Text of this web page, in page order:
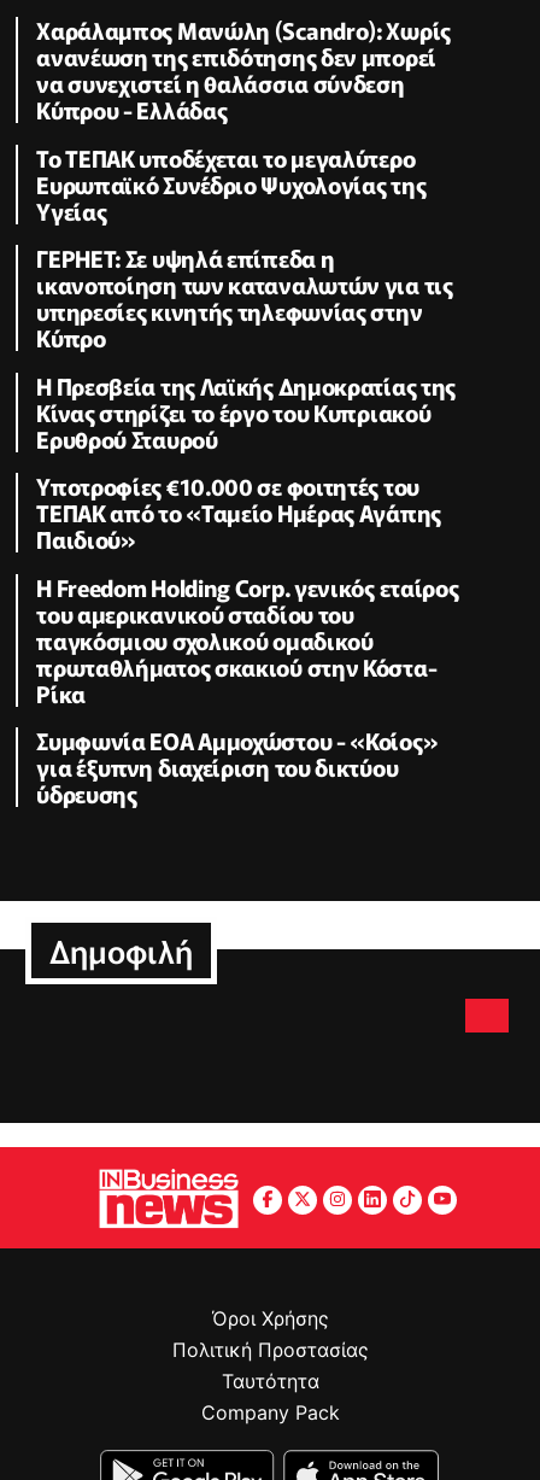
Χαράλαμπος Μανώλη (Scandro): Χωρίς
ανανέωση της επιδότησης δεν μπορεί
να συνεχιστεί η θαλάσσια σύνδεση
Κύπρου - Ελλάδας
Το ΤΕΠΑΚ υποδέχεται το μεγαλύτερο
Ευρωπαϊκό Συνέδριο Ψυχολογίας της
Υγείας
ΓΕΡΗΕΤ: Σε υψηλά επίπεδα η
ικανοποίηση των καταναλωτών για τις
υπηρεσίες κινητής τηλεφωνίας στην
Κύπρο
Η Πρεσβεία της Λαϊκής Δημοκρατίας της
Κίνας στηρίζει το έργο του Κυπριακού
Ερυθρού Σταυρού
Υποτροφίες €10.000 σε φοιτητές του
ΤΕΠΑΚ από το «Ταμείο Ημέρας Αγάπης
Παιδιού»
Η Freedom Holding Corp. γενικός εταίρος
του αμερικανικού σταδίου του
παγκόσμιου σχολικού ομαδικού
πρωταθλήματος σκακιού στην Κόστα-
Ρίκα
Συμφωνία ΕΟΑ Αμμοχώστου - «Κοίος»
για έξυπνη διαχείριση του δικτύου
ύδρευσης
Δημοφιλή
Όροι Χρήσης
Πολιτική Προστασίας
Ταυτότητα
Company Pack